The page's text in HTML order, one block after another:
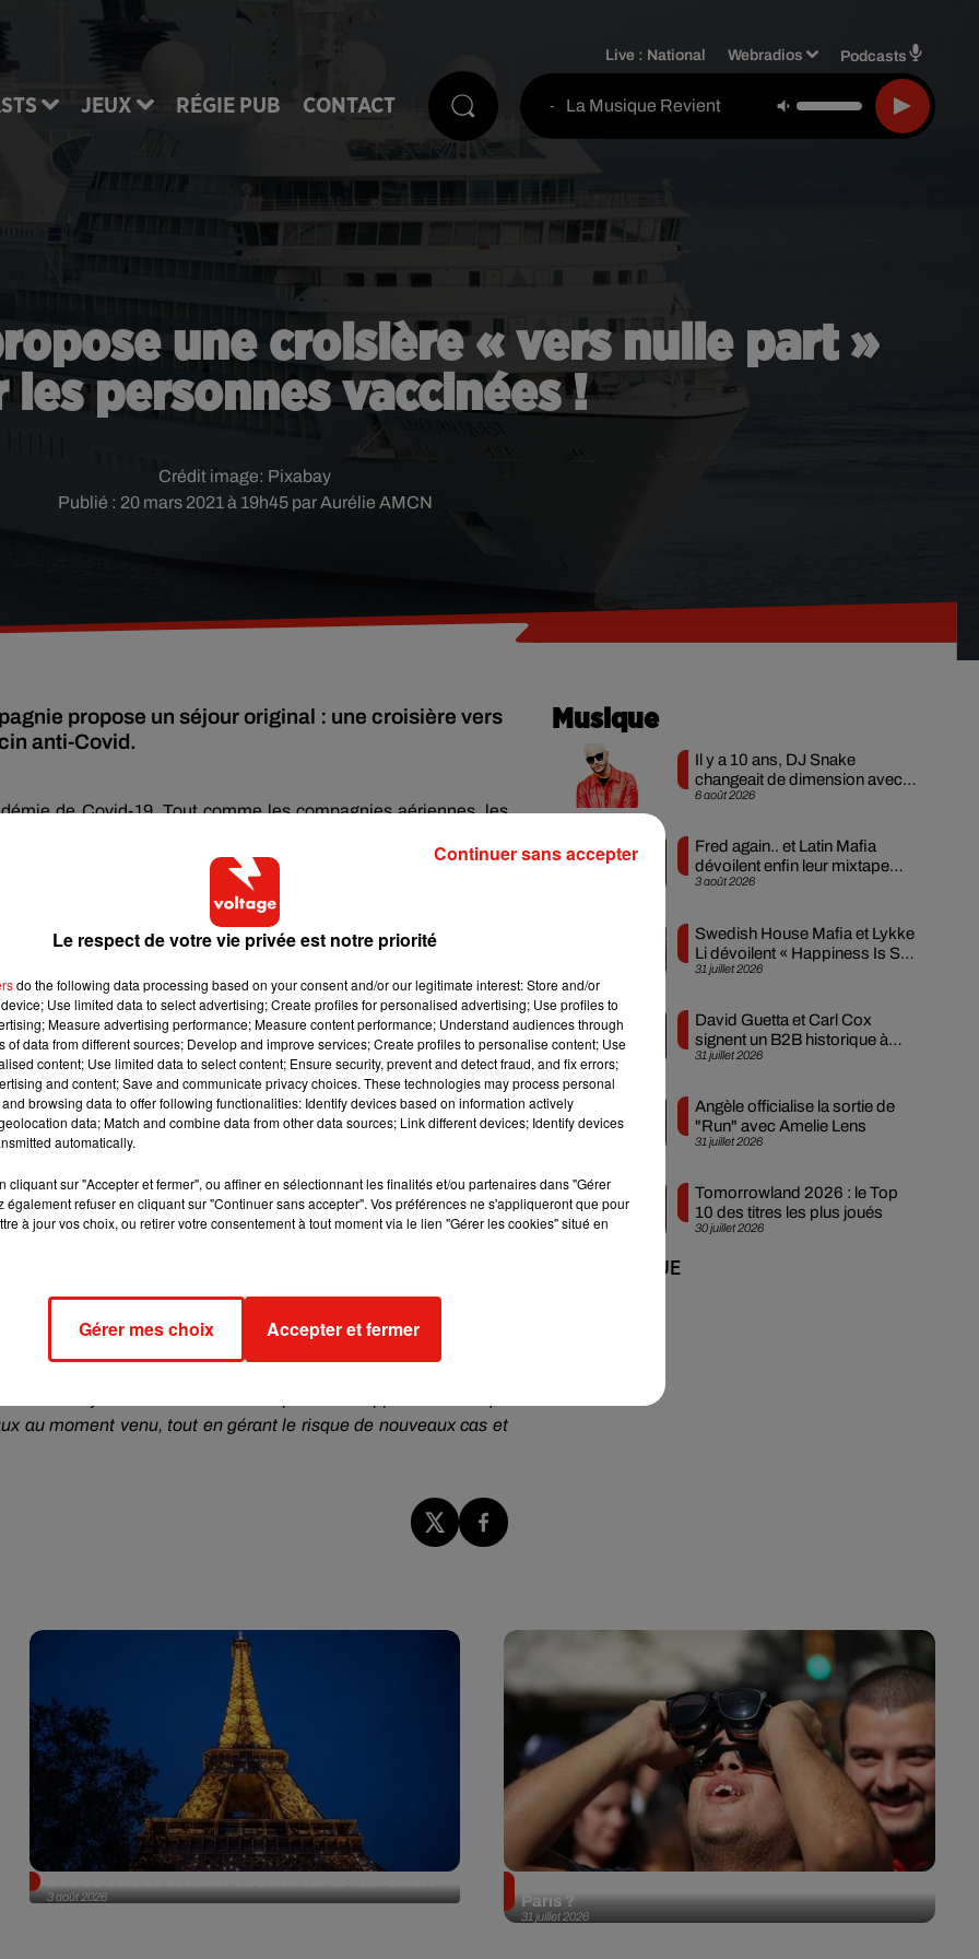
JEUX RÉGIE PUB CONTACT
Live : National Webradios Podcasts
- La Musique Revient
une croisière « vers nulle part »
les personnes vaccinées !
Publié : 20 mars 2021 à 19h45 par Aurélie AMCN
Crédit image: Pixabay
propose un séjour original : une croisière vers
anti-Covid.
de Covid-19. Tout comme les compagnies aériennes, les
dire qu’elles sont complètement à l’arrêt. La campagne de
, une agence britannique spécialisée dans les croisières.
voyage qu’il espère pouvoir commercialiser à partir du mois de
nuits à bord du Britania exclusivement réservé aux personnes
"NULLE PART"
le long de la côte anglaise sans faire aucune escale. Chaque
a bien reçu les deux doses du vaccin anti-Covid au moins une
respecter des règles sanitaires strictes, comme la distanciation
à «
complication. Si un cas positif est repéré pendant la traversée,
Mais Paul Ludlow est confiant : «
premier départ, il y aura un document accrédité par le
une simple lettre de votre médecin généraliste suffit
au moment venu, tout en gérant le risque de nouveaux cas et
Musique
6 août 2026
Il y a 10 ans, DJ Snake
changeait de dimension avec
son premier...
3 août 2026
Fred again.. et Latin Mafia
dévoilent enfin leur mixtape
créée en...
31 juillet 2026
Swedish House Mafia et Lykke
Li dévoilent « Happiness Is So
Sad »
31 juillet 2026
David Guetta et Carl Cox
signent un B2B historique à
Ibiza
31 juillet 2026
Angèle officialise la sortie de
"Run" avec Amelie Lens
30 juillet 2026
Tomorrowland 2026 : le Top
10 des titres les plus joués
+ DE MUSIQUE
3 août 2026
31 juillet 2026
Paris ?
Le respect de votre vie privée est notre priorité
do the following data processing based on your consent and/or our legitimate interest: Store and/or
Use limited data to select advertising; Create profiles for personalised advertising; Use profiles to
Measure advertising performance; Measure content performance; Understand audiences through
of data from different sources; Develop and improve services; Create profiles to personalise content; Use
content; Use limited data to select content; Ensure security, prevent and detect fraud, and fix errors;
and content; Save and communicate privacy choices. These technologies may process personal
browsing data to offer following functionalities: Identify devices based on information actively
data; Match and combine data from other data sources; Link different devices; Identify devices
automatically.
cliquant sur "Accepter et fermer", ou affiner en sélectionnant les finalités et/ou partenaires dans "Gérer
également refuser en cliquant sur "Continuer sans accepter". Vos préférences ne s'appliqueront que pour
à jour vos choix, ou retirer votre consentement à tout moment via le lien "Gérer les cookies" situé en
Gérer mes choix Accepter et fermer
Continuer sans accepter